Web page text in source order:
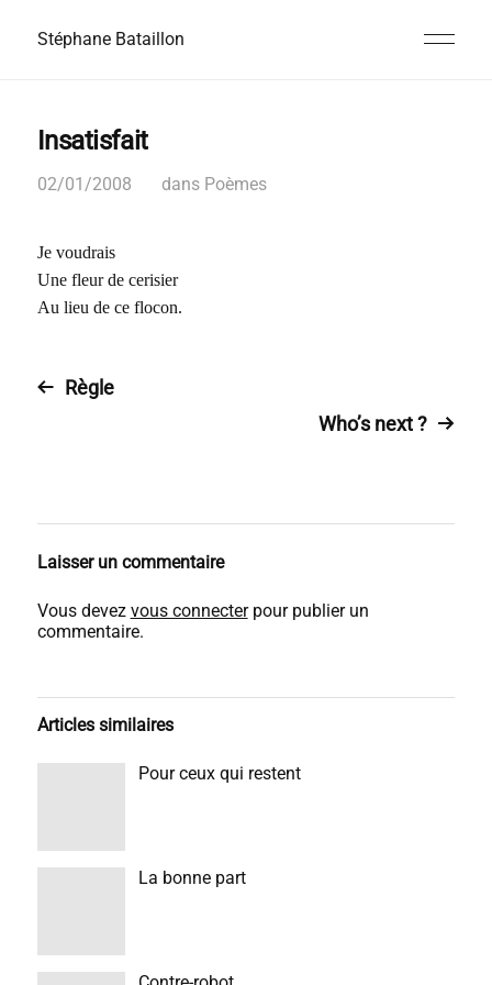
Stéphane Bataillon
Insatisfait
02/01/2008 dans Poèmes
Je voudrais
Une fleur de cerisier
Au lieu de ce flocon.
Règle
Who’s next ?
Laisser un commentaire
Vous devez vous connecterpour publier un
commentaire.
Articles similaires
Pour ceux qui restent
La bonne part